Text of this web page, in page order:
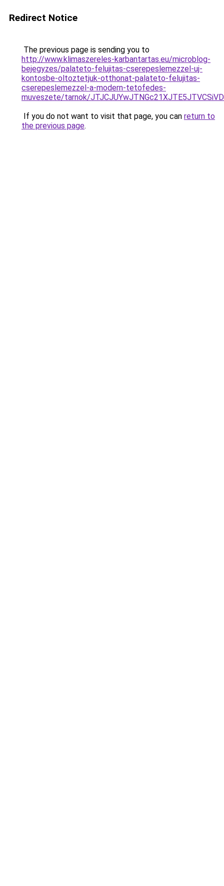
Redirect Notice
The previous page is sending you to
http://www.klimaszereles-karbantartas.eu/microblog-
bejegyzes/palateto-felujitas-cserepeslemezzel-uj-
kontosbe-oltoztetjuk-otthonat-palateto-felujitas-
cserepeslemezzel-a-modern-tetofedes-
muveszete/tarnok/
If you do not want to visit that page, you can return to
the previous page.